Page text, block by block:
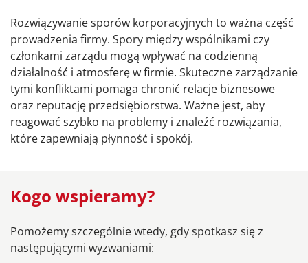
Rozwiązywanie sporów korporacyjnych to ważna część
prowadzenia firmy. Spory między wspólnikami czy
członkami zarządu mogą wpływać na codzienną
działalność i atmosferę w firmie. Skuteczne zarządzanie
tymi konfliktami pomaga chronić relacje biznesowe
oraz reputację przedsiębiorstwa. Ważne jest, aby
reagować szybko na problemy i znaleźć rozwiązania,
które zapewniają płynność i spokój.
Kogo wspieramy?
Pomożemy szczególnie wtedy, gdy spotkasz się z
następującymi wyzwaniami: